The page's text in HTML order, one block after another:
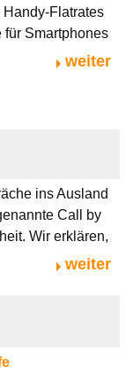
Handy-Flatrates
für Smartphones
weiter
ins Ausland
Call by
Wir erklären,
weiter